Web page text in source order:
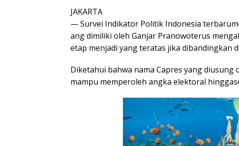
JAKARTA
— Survei Indikator Politik Indonesia
ang dimiliki oleh Ganjar Pranowoterus
etap menjadi yang teratas jika dibandingkan
Diketahui bahwa nama Capres yang diusung
mampu memperoleh angka elektoral